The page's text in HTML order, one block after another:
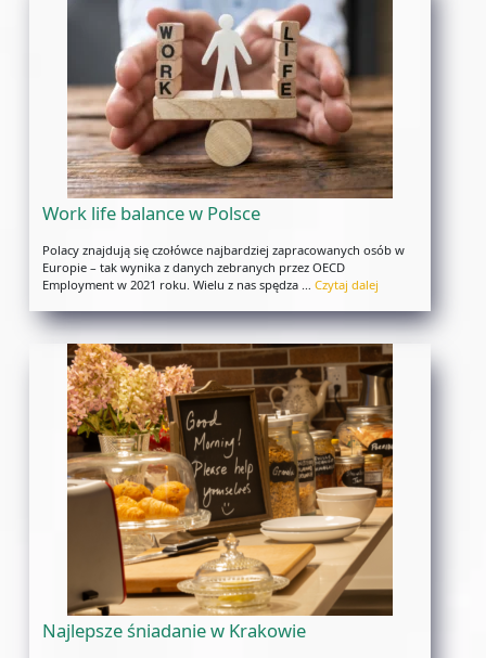
Work life balance w Polsce
Polacy znajdują się czołówce najbardziej zapracowanych osób w
Europie – tak wynika z danych zebranych przez OECD
Employment w 2021 roku. Wielu z nas spędza … Czytaj dalej
Najlepsze śniadanie w Krakowie